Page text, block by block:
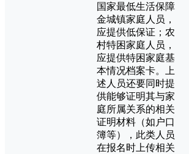
国家最低生活保障
金城镇家庭人员，
应提供低保证；农
村特困家庭人员，
应提供特困家庭基
本情况档案卡。上
述人员还要同时提
供能够证明其与家
庭所属关系的相关
证明材料（如户口
簿等），此类人员
在报名时上传相关